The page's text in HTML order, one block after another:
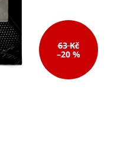
63 Kč
–20 %